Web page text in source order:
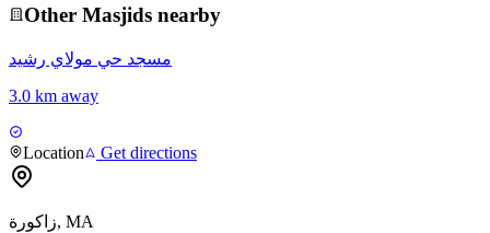
Other Masjids nearby
مسجد حي مولاي رشيد
3.0 km away
Location Get directions
زاكورة, MA